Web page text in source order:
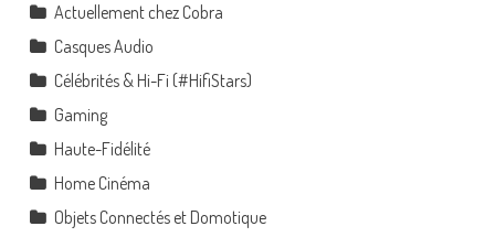
Actuellement chez Cobra
Casques Audio
Célébrités & Hi-Fi (#HifiStars)
Gaming
Haute-Fidélité
Home Cinéma
Objets Connectés et Domotique